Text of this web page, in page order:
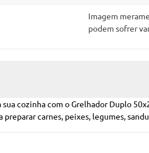
Imagem
podem sofrer
cozinha com o Grelhador Duplo
carnes, peixes, legumes,